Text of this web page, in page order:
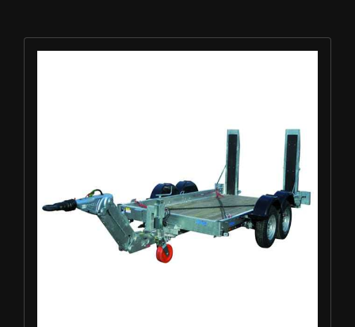
Louer Remorque porte-engin 3.5t - ECIM 2AF350